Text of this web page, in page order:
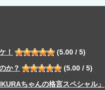
！
(5.00 / 5)
か？
(5.00 / 5)
ちゃんの格言スペシャル」